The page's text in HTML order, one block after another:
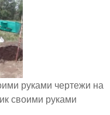
руками чертежи на
своими руками